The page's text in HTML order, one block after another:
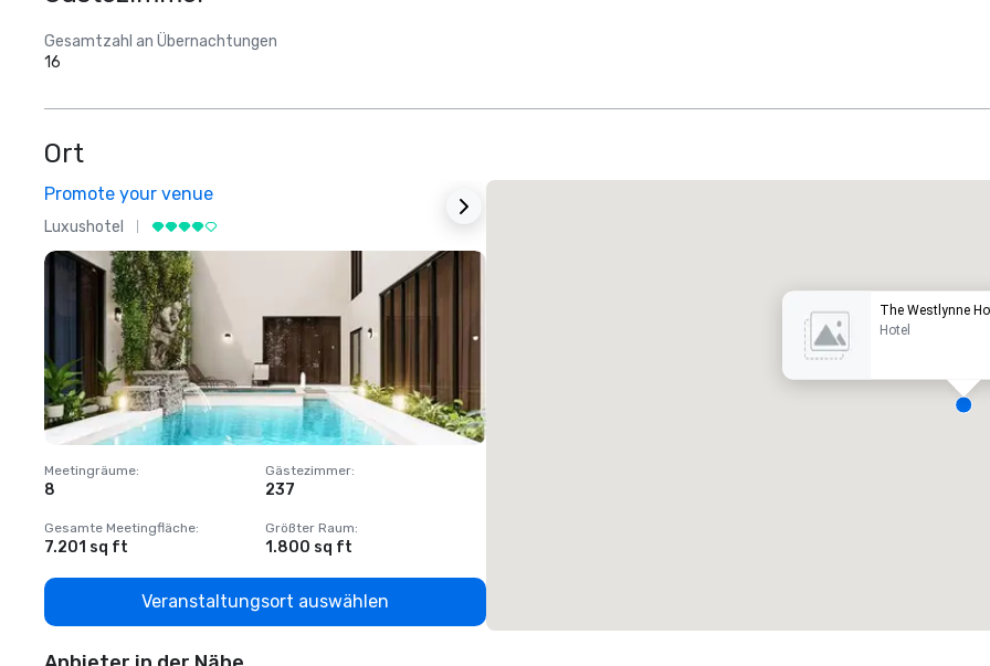
Gesamtzahl an Übernachtungen
16
Ort
Promote your venue
Luxushotel
Meetingräume:
8
Gästezimmer:
237
Gesamte Meetingfläche:
7.201 sq ft
Größter Raum:
1.800 sq ft
Veranstaltungsort auswählen
The Westlynne
Hotel